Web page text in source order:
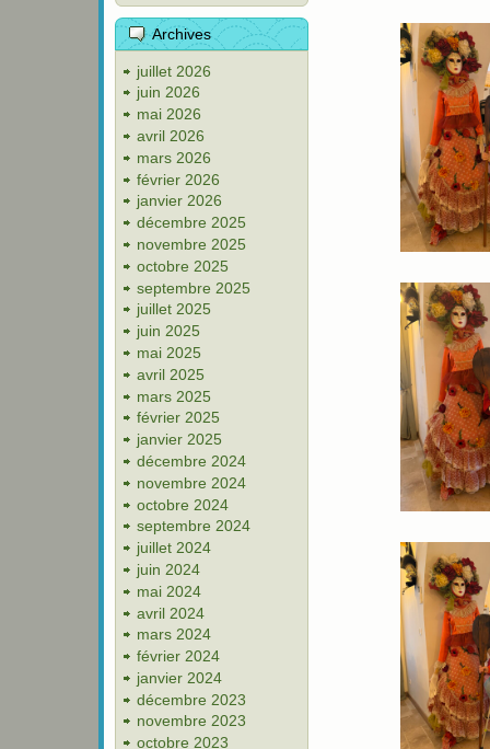
Archives
juillet 2026
juin 2026
mai 2026
avril 2026
mars 2026
février 2026
janvier 2026
décembre 2025
novembre 2025
octobre 2025
septembre 2025
juillet 2025
juin 2025
mai 2025
avril 2025
mars 2025
février 2025
janvier 2025
décembre 2024
novembre 2024
octobre 2024
septembre 2024
juillet 2024
juin 2024
mai 2024
avril 2024
mars 2024
février 2024
janvier 2024
décembre 2023
novembre 2023
octobre 2023